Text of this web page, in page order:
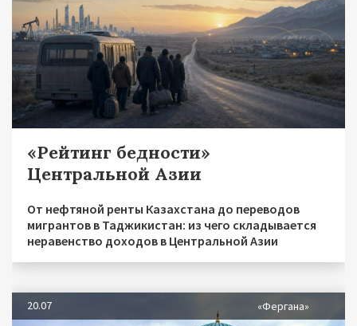
«Рейтинг бедности»
Центральной Азии
От нефтяной ренты Казахстана до переводов
мигрантов в Таджикистан: из чего складывается
неравенство доходов в Центральной Азии
20.07 «Фергана»